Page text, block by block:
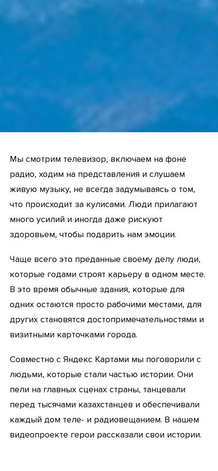
Мы смотрим телевизор, включаем на фоне
радио, ходим на представления и слушаем
живую музыку, не всегда задумываясь о том,
что происходит за кулисами. Люди прилагают
много усилий и иногда даже рискуют
здоровьем, чтобы подарить нам эмоции.
Чаще всего это преданные своему делу люди,
которые годами строят карьеру в одном месте.
В это время обычные здания, которые для
одних остаются просто рабочими местами, для
других становятся достопримечательностями и
визитными карточками города.
Совместно с Яндекс Картами мы поговорили с
людьми, которые стали частью истории. Они
пели на главных сценах страны, танцевали
перед тысячами казахстанцев и обеспечивали
каждый дом теле- и радиовещанием. В нашем
видеопроекте герои рассказали свои истории.